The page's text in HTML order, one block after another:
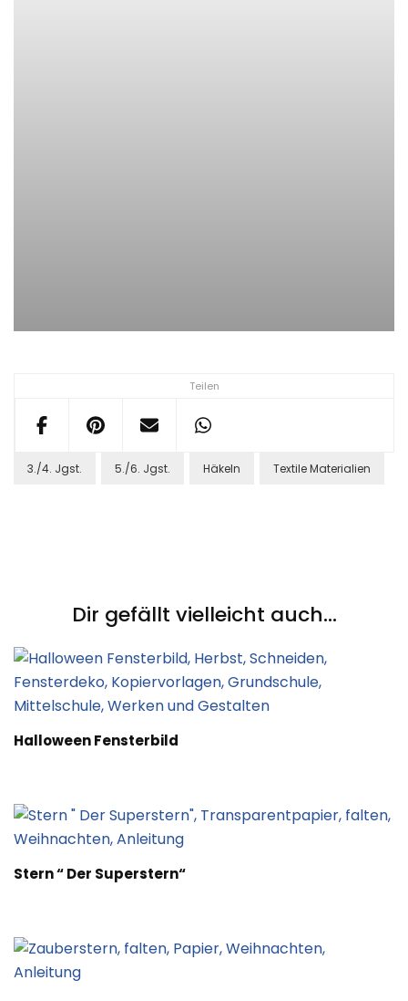
Teilen
3./4. Jgst. 5./6. Jgst. Häkeln Textile Materialien
Dir gefällt vielleicht auch...
Halloween Fensterbild
Stern “ Der Superstern“